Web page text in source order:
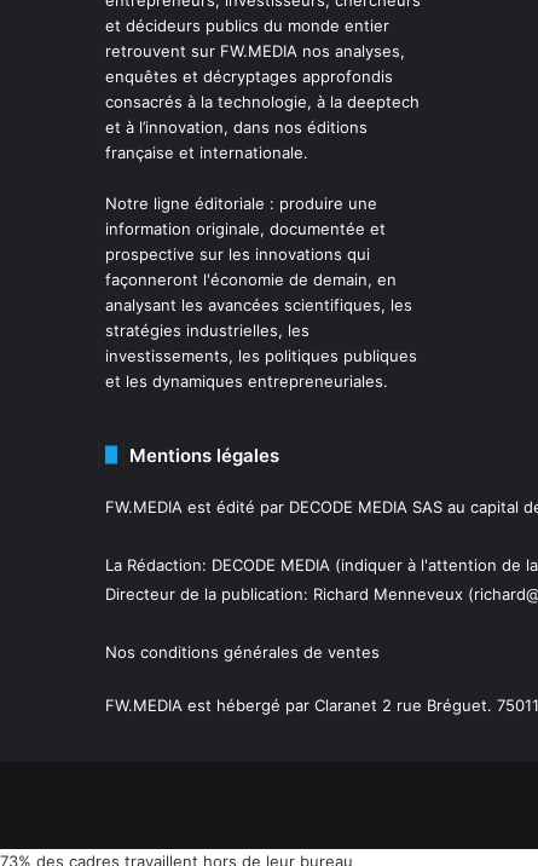
et décideurs publics du monde entier
retrouvent sur FW.MEDIA nos analyses,
enquêtes et décryptages approfondis
consacrés à la technologie, à la deeptech
et à l’innovation, dans nos éditions
française et internationale.
Notre ligne éditoriale : produire une
information originale, documentée et
prospective sur les innovations qui
façonneront l'économie de demain, en
analysant les avancées scientifiques, les
stratégies industrielles, les
investissements, les politiques publiques
et les dynamiques entrepreneuriales.
Mentions légales
FW.MEDIA est édité par DECODE MEDIA SAS au capital
La Rédaction: DECODE MEDIA (indiquer à l'attention
Directeur de la publication: Richard Menneveux
Nos conditions générales de ventes
FW.MEDIA est hébergé par Claranet 2 rue Bréguet.
73% des cadres travaillent hors de leur bureau